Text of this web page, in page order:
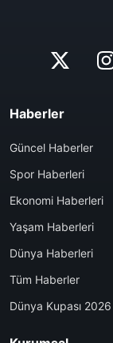
Haberler
Güncel Haberler
Spor Haberleri
Ekonomi Haberleri
Yaşam Haberleri
Dünya Haberleri
Tüm Haberler
Dünya Kupası 2026